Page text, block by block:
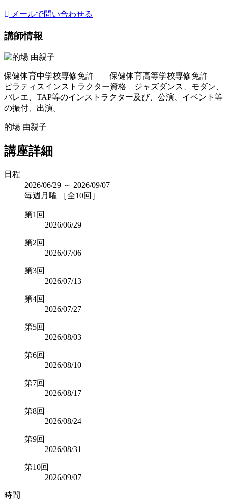
メールで問い合わせる
講師情報
保健体育中学校専修免許 保健体育高等学校専修免許
ピラティスインストラクター資格 ジャズダンス、モダン、
バレエ、TAP等のインストラクター及び、公演、イベント等
の振付、出演。
的場 由親子
講座詳細
日程
2026/06/29 ～ 2026/09/07
毎週月曜 ［全10回］
第1回
2026/06/29
第2回
2026/07/06
第3回
2026/07/13
第4回
2026/07/27
第5回
2026/08/03
第6回
2026/08/10
第7回
2026/08/17
第8回
2026/08/24
第9回
2026/08/31
第10回
2026/09/07
時間